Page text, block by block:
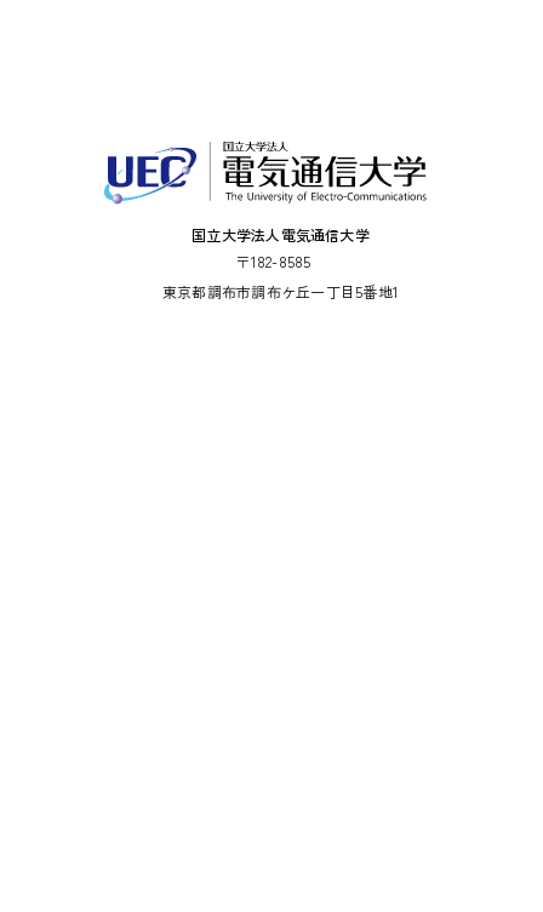
国立大学法人電気通信大学
〒182-8585
東京都調布市調布ケ丘一丁目5番地1